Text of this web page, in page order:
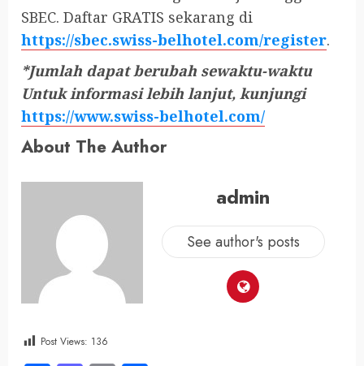
SBEC. Daftar GRATIS sekarang di
https://sbec.swiss-belhotel.com/register.
*Jumlah dapat berubah sewaktu-waktu
Untuk informasi lebih lanjut, kunjungi
https://www.swiss-belhotel.com/
About The Author
admin
See author's posts
Post Views: 136